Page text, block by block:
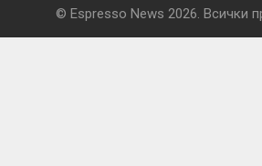
© Espresso News 2026. Всички